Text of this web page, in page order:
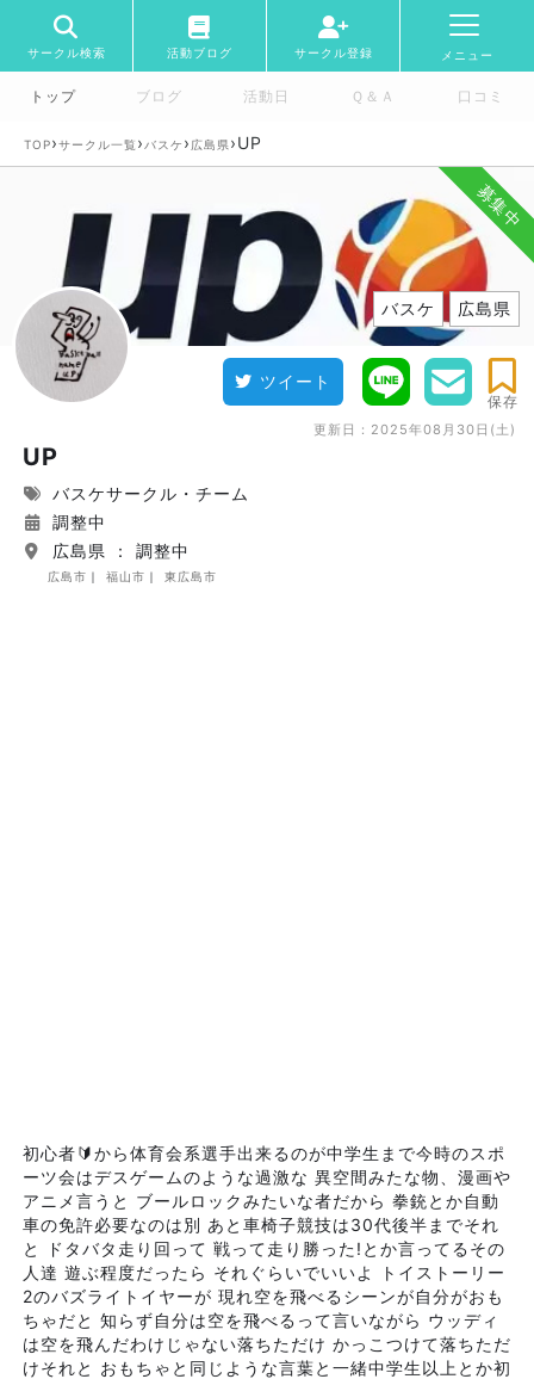
サークル検索 活動ブログ サークル登録 メニュー
トップ ブログ 活動日 Ｑ＆Ａ 口コミ
TOP›サークル一覧 › バスケ › 広島県›UP
募集中
バスケ 広島県
ツイート
保存
更新日： 2025年08月30日(土)
UP
バスケサークル・チーム
調整中
広島県 ： 調整中
広島市 福山市 東広島市
初心者🔰から体育会系選手出来るのが中学生まで今時のスポ
ーツ会はデスゲームのような過激な 異空間みたな物、漫画や
アニメ言うと ブールロックみたいな者だから 拳銃とか自動
車の免許必要なのは別 あと車椅子競技は30代後半までそれ
と ドタバタ走り回って 戦って走り勝った!とか言ってるその
人達 遊ぶ程度だったら それぐらいでいいよ トイストーリー
2のバズライトイヤーが 現れ空を飛べるシーンが自分がおも
ちゃだと 知らず自分は空を飛べるって言いながら ウッディ
は空を飛んだわけじゃない落ちただけ かっこつけて落ちただ
けそれと おもちゃと同じような言葉と一緒中学生以上とか初